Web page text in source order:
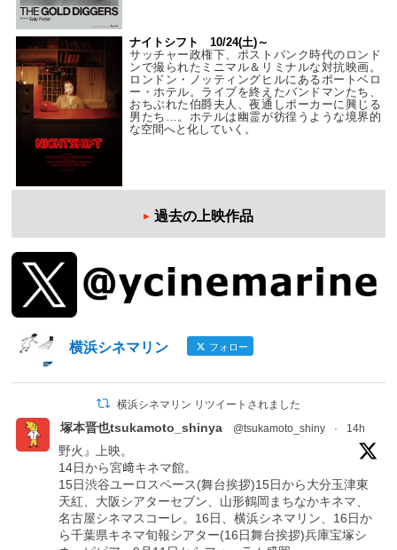
ナイトシフト 10/24(土)～
サッチャー政権下、ポストパンク時代のロンド
ンで撮られたミニマル＆リミナルな対抗映画。
ロンドン・ノッティングヒルにあるポートベロ
ー・ホテル。ライブを終えたバンドマンたち、
おちぶれた伯爵夫人、夜通しポーカーに興じる
男たち…。ホテルは幽霊が彷徨うような境界的
な空間へと化していく。
過去の上映作品
横浜シネマリン フォロー
横浜シネマリン リツイートされました
塚本晋也tsukamoto_shinya @tsukamoto_shiny · 14h
野火』上映。
14日から宮﨑キネマ館。
15日渋谷ユーロスペース(舞台挨拶)15日から大分玉津東
天紅、大阪シアターセブン、山形鶴岡まちなかキネマ、
名古屋シネマスコーレ。16日、横浜シネマリン、16日か
ら千葉県キネマ旬報シアター(16日舞台挨拶)兵庫宝塚シ